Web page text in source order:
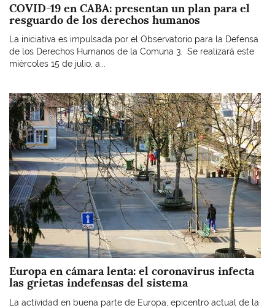
COVID-19 en CABA: presentan un plan para el
resguardo de los derechos humanos
La iniciativa es impulsada por el Observatorio para la Defensa
de los Derechos Humanos de la Comuna 3. Se realizará este
miércoles 15 de julio, a...
Imagen
Europa en cámara lenta: el coronavirus infecta
las grietas indefensas del sistema
La actividad en buena parte de Europa, epicentro actual de la